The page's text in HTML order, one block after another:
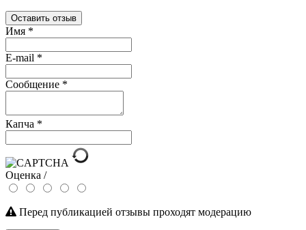
Оставить отзыв
Имя *
E-mail *
Сообщение *
Капча *
Оценка /
Перед публикацией отзывы проходят модерацию